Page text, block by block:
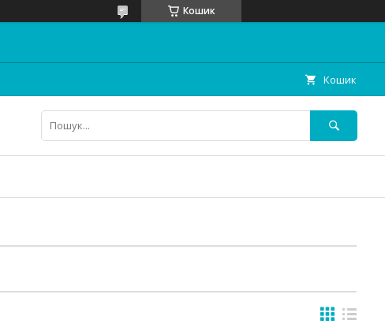
Кошик
Кошик